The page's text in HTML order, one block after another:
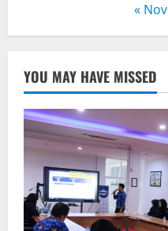
« Nov
YOU MAY HAVE MISSED